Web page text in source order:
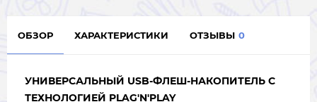
ОБЗОР ХАРАКТЕРИСТИКИ ОТЗЫВЫ 0
УНИВЕРСАЛЬНЫЙ USB-ФЛЕШ-НАКОПИТЕЛЬ С
ТЕХНОЛОГИЕЙ PLAG'N'PLAY